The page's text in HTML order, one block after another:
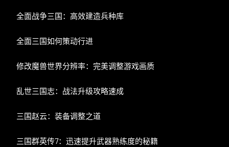
全面战争三国：高效建造兵种库
全面三国如何策动行进
修改魔兽世界分辨率：完美调整游戏画质
乱世三国志：战法升级攻略速成
三国赵云：装备调整之道
三国群英传7：迅速提升武器熟练度的秘籍